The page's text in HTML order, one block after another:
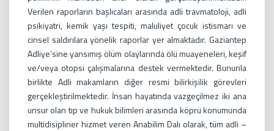
Verilen raporların başlıcaları arasında adli travmatoloji, adli
psikiyatri, kemik yaşı tespiti, maluliyet çocuk istismarı ve
cinsel saldırılara yönelik raporlar yer almaktadır. Gaziantep
Adliye’sine yansımış ölüm olaylarında ölü muayeneleri, keşif
ve/veya otopsi çalışmalarına destek vermektedir. Bununla
birlikte Adli makamların diğer resmi bilirkişilik görevleri
gerçekleştirilmektedir. İnsan hayatında vazgeçilmez iki ana
unsur olan tıp ve hukuk bilimleri arasında köprü konumunda
multidisipliner hizmet veren Anabilim Dalı olarak, tüm adli –